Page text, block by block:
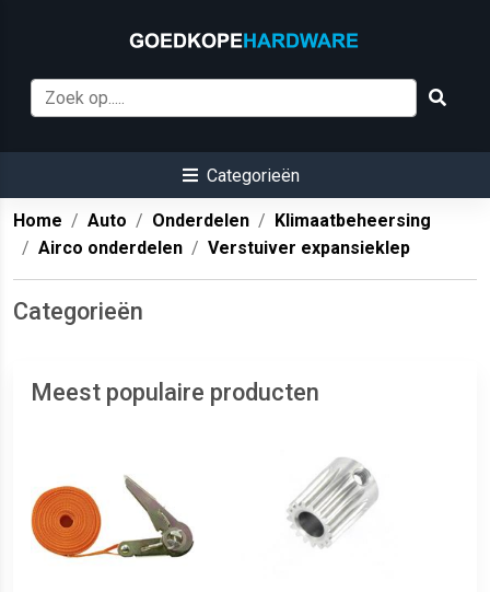
Categorieën
Home Auto Onderdelen
Klimaatbeheersing
Airco onderdelen
Verstuiver expansieklep
Categorieën
Meest populaire producten